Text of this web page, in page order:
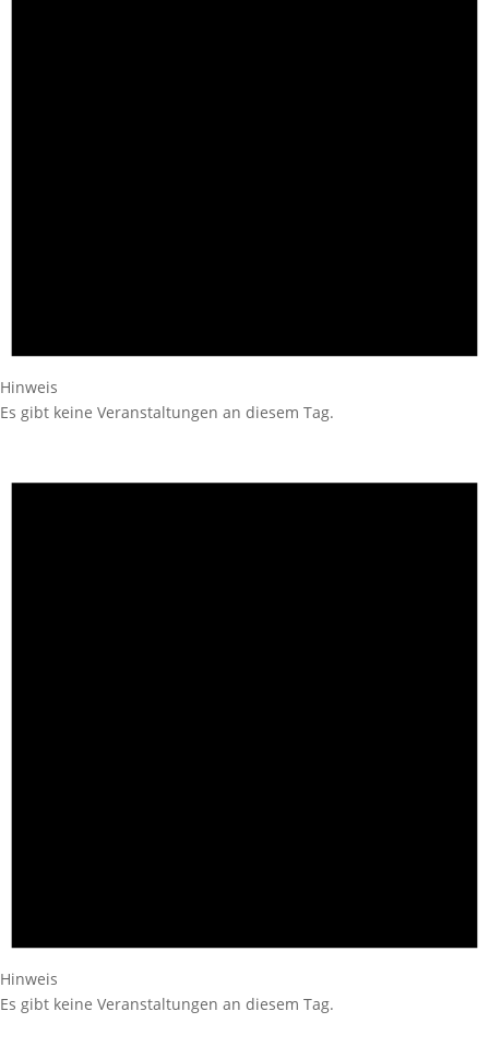
Hinweis
Es gibt keine Veranstaltungen an diesem Tag.
Hinweis
Es gibt keine Veranstaltungen an diesem Tag.